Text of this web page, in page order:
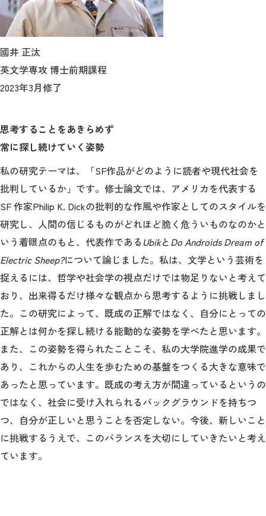
國井 正汰
英文学専攻 博士前期課程
2023年3月修了
思考することをあきらめず
常に探し続けていく姿勢
私の研究テーマは、「SF作品がどのように読者や現代社会を
批判しているか」です。修士論文では、アメリカを代表する
SF 作家Philip K. Dickの批判的な作風や作家としてのスタイルを
研究し、人間の信じるものがどれほど脆く危ういものなのかと
いう着眼点のもと、代表作である UbikとDo Androids Dream of
Electric Sheep?について論じました。私は、文学という芸術を
捉えるには、哲学や社会学の視点だけでは物足りないと考えて
おり、出来得るだけ様々な観点から思考するように挑戦しまし
た。この研究によって、既成の正解ではなく、自分にとっての
正解とは何かを探し続ける能動的な姿勢を学べたと思います。
また、この姿勢を得られたことこそ、私の大学院進学の成果で
あり、これからの人生を歩むための基盤をつくる大きな意味で
あったと思っています。既成の考え方が間違っているというの
ではなく、社会に受け入れられるバックグラウンドを持ちつ
つ、自分が正しいと思うことを否定しない。今後、新しいこと
に挑戦するうえで、このバランスを大切にしていきたいと考え
ています。